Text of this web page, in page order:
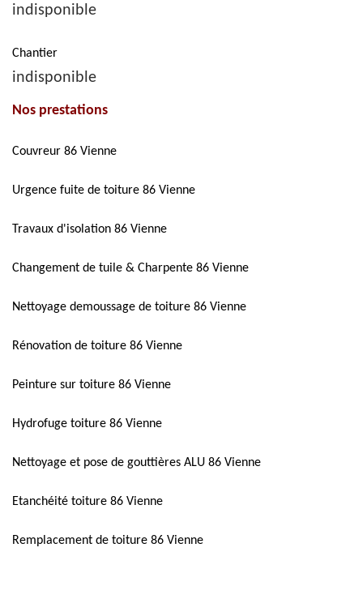
indisponible
Chantier
indisponible
Nos prestations
Couvreur 86 Vienne
Urgence fuite de toiture 86 Vienne
Travaux d'isolation 86 Vienne
Changement de tuile & Charpente 86 Vienne
Nettoyage demoussage de toiture 86 Vienne
Rénovation de toiture 86 Vienne
Peinture sur toiture 86 Vienne
Hydrofuge toiture 86 Vienne
Nettoyage et pose de gouttières ALU 86 Vienne
Etanchéité toiture 86 Vienne
Remplacement de toiture 86 Vienne